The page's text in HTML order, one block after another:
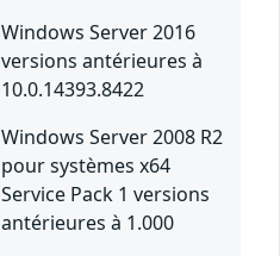
Windows Server 2016
versions antérieures à
10.0.14393.8422
Windows Server 2008 R2
pour systèmes x64
Service Pack 1 versions
antérieures à 1.000